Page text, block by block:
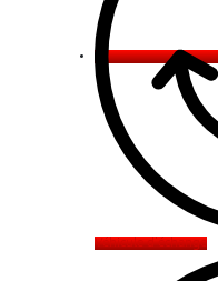
Véhicule d'échange